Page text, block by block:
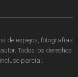
de espejos, fotografías
Todos los derechos
parcial.